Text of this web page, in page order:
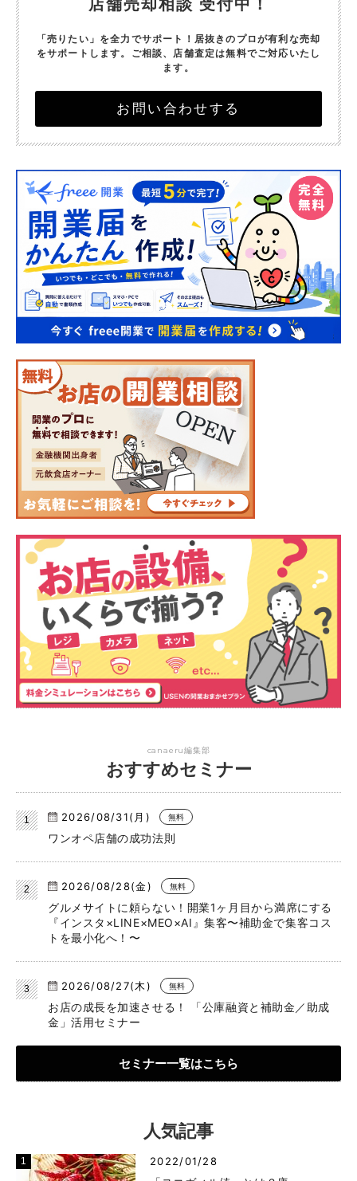
店舗売却相談 受付中！
「売りたい」を全力でサポート！ 居抜きのプロが有利な売却
をサポートします。 ご相談、店舗査定は無料でご対応いたし
ます。
お問い合わせする
canaeru編集部
おすすめセミナー
2026/08/31(月) 無料
ワンオペ店舗の成功法則
2026/08/28(金) 無料
グルメサイトに頼らない！開業1ヶ月目から満席にする
『インスタ×LINE×MEO×AI』集客〜補助金で集客コス
トを最小化へ！〜
2026/08/27(木) 無料
お店の成長を加速させる！ 「公庫融資と補助金／助成
金」活用セミナー
セミナー一覧はこちら
人気記事
2022/01/28